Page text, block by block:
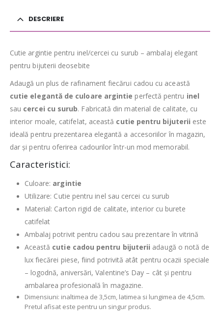
DESCRIERE
Cutie argintie pentru inel/cercei cu surub – ambalaj elegant
pentru bijuterii deosebite
Adaugă un plus de rafinament fiecărui cadou cu această
cutie elegantă de culoare argintieperfectă pentru inel
sau cercei cu surub. Fabricată din material de calitate, cu
interior moale, catifelat, această cutie pentru bijuterii este
ideală pentru prezentarea elegantă a accesoriilor în magazin,
dar și pentru oferirea cadourilor într-un mod memorabil.
Caracteristici:
Culoare: argintie
Utilizare: Cutie pentru inel sau cercei cu surub
Material: Carton rigid de calitate, interior cu burete
catifelat
Ambalaj potrivit pentru cadou sau prezentare în vitrină
Această cutie cadou pentru bijuterii adaugă o notă de
lux fiecărei piese, fiind potrivită atât pentru ocazii speciale
– logodnă, aniversări, Valentine’s Day – cât și pentru
ambalarea profesională în magazine.
Dimensiuni: inaltimea de 3,5cm, latimea si lungimea de 4,5cm.
Pretul afisat este pentru un singur produs.